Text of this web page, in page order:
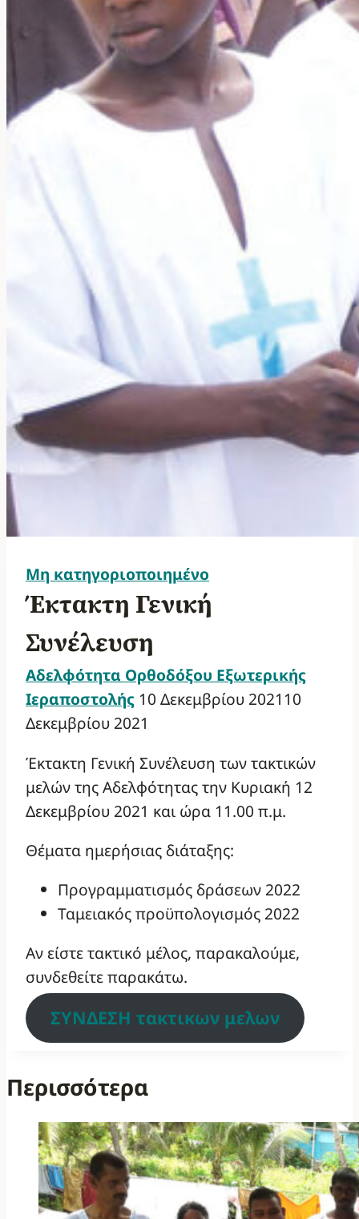
Μη κατηγοριοποιημένο
Έκτακτη Γενική
Συνέλευση
Αδελφότητα Ορθοδόξου Εξωτερικής
Ιεραποστολής 10 Δεκεμβρίου 2021 10
Δεκεμβρίου 2021
Έκτακτη Γενική Συνέλευση των τακτικών
μελών της Αδελφότητας την Κυριακή 12
Δεκεμβρίου 2021 και ώρα 11.00 π.μ.
Θέματα ημερήσιας διάταξης:
Προγραμματισμός δράσεων 2022
Ταμειακός προϋπολογισμός 2022
Αν είστε τακτικό μέλος, παρακαλούμε,
συνδεθείτε παρακάτω.
ΣΥΝΔΕΣΗ τακτικων μελων
Περισσότερα